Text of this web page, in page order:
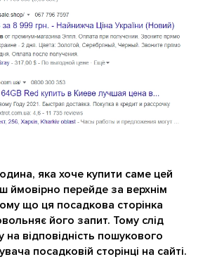
яка хоче купити саме цей
ймовірно перейде за верхнім
що ця посадкова сторінка
його запит. Тому слід
на відповідність пошукового
посадковій сторінці на сайті.